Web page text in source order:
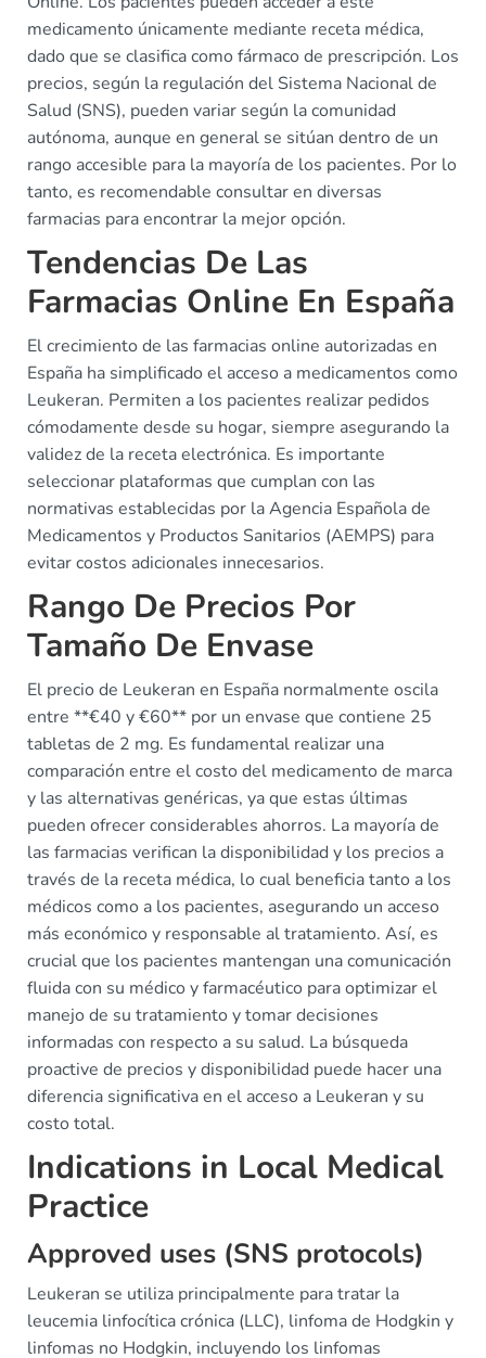
medicamento únicamente mediante receta médica,
dado que se clasifica como fármaco de prescripción. Los
precios, según la regulación del Sistema Nacional de
Salud (SNS), pueden variar según la comunidad
autónoma, aunque en general se sitúan dentro de un
rango accesible para la mayoría de los pacientes. Por lo
tanto, es recomendable consultar en diversas
farmacias para encontrar la mejor opción.
Tendencias De Las
Farmacias Online En España
El crecimiento de las farmacias online autorizadas en
España ha simplificado el acceso a medicamentos como
Leukeran. Permiten a los pacientes realizar pedidos
cómodamente desde su hogar, siempre asegurando la
validez de la receta electrónica. Es importante
seleccionar plataformas que cumplan con las
normativas establecidas por la Agencia Española de
Medicamentos y Productos Sanitarios (AEMPS) para
evitar costos adicionales innecesarios.
Rango De Precios Por
Tamaño De Envase
El precio de Leukeran en España normalmente oscila
entre **€40 y €60** por un envase que contiene 25
tabletas de 2 mg. Es fundamental realizar una
comparación entre el costo del medicamento de marca
y las alternativas genéricas, ya que estas últimas
pueden ofrecer considerables ahorros. La mayoría de
las farmacias verifican la disponibilidad y los precios a
través de la receta médica, lo cual beneficia tanto a los
médicos como a los pacientes, asegurando un acceso
más económico y responsable al tratamiento. Así, es
crucial que los pacientes mantengan una comunicación
fluida con su médico y farmacéutico para optimizar el
manejo de su tratamiento y tomar decisiones
informadas con respecto a su salud. La búsqueda
proactive de precios y disponibilidad puede hacer una
diferencia significativa en el acceso a Leukeran y su
costo total.
Indications in Local Medical
Practice
Approved uses (SNS protocols)
Leukeran se utiliza principalmente para tratar la
leucemia linfocítica crónica (LLC), linfoma de Hodgkin y
linfomas no Hodgkin, incluyendo los linfomas